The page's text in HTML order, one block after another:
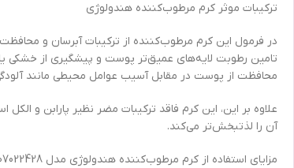
ترکیبات موثر کرم مرطوب‌کننده هندولوژی
محافظت از پوست در مقابل آسیب عوامل محیطی مانند
علاوه بر این، این کرم فاقد ترکیبات مضر نظیر پارابن و
آن را لذتبخش‌تر می‌کند.
مزایای استفاده از کرم مرطوب‌کننده هندولوژی مدل 6264707022428